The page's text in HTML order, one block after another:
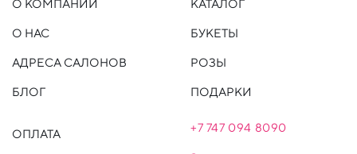
О КОМПАНИИ
О НАС
АДРЕСА САЛОНОВ
БЛОГ
КАТАЛОГ
БУКЕТЫ
РОЗЫ
ПОДАРКИ
ОПЛАТА +7 747 094 8090